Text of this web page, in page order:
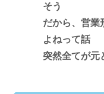
そう
だから、営業
よねって話
突然全てが元